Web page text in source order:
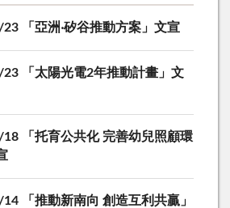
「亞洲‧矽谷推動方案」文宣
「太陽光電2年推動計畫」文
「托育公共化 完善幼兒照顧環
「推動新南向 創造互利共贏」